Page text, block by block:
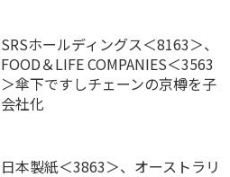
SRSホールディングス＜8163＞、
FOOD＆LIFE COMPANIES＜3563
＞傘下ですしチェーンの京樽を子
会社化
日本製紙＜3863＞、オーストラリ